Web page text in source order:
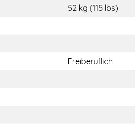
52 kg (115 lbs)
Freiberuflich